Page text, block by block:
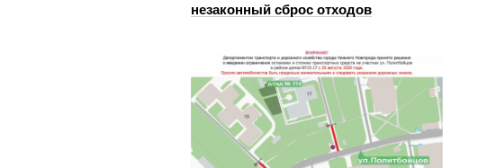
незаконный сброс отходов